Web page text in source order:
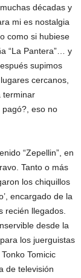
décadas y
mi es nostalgia
como si hubiese
“La Pantera”… y
supimos
cercanos,
terminar
pagó?, eso no
“Zepellin”, en
Tanto o más
los chiquillos
encargado de la
recién llegados.
desde la
los juerguistas
Tomicic
de televisión